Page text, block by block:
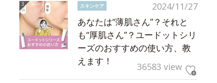
2024/11/27
スキンケア
あなたは“薄肌さん”？それと
も“厚肌さん”？ユードットシリ
ーズのおすすめの使い方、教
えます！
36583 view